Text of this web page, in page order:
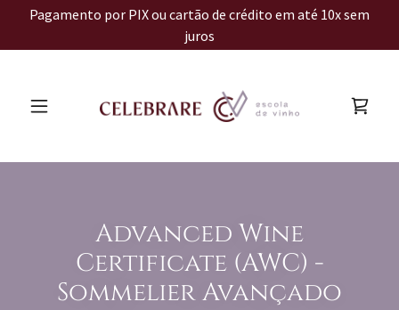
Pagamento por PIX ou cartão de crédito em até 10x sem
juros
Advanced Wine
Certificate (AWC) -
Sommelier Avançado